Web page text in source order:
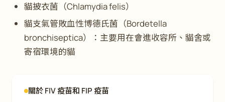
貓披衣菌（Chlamydia felis）
貓支氣管敗血性博德氏菌（Bordetella
bronchiseptica）：主要用在會進收容所、貓舍或
寄宿環境的貓
關於 FIV 疫苗和 FIP 疫苗